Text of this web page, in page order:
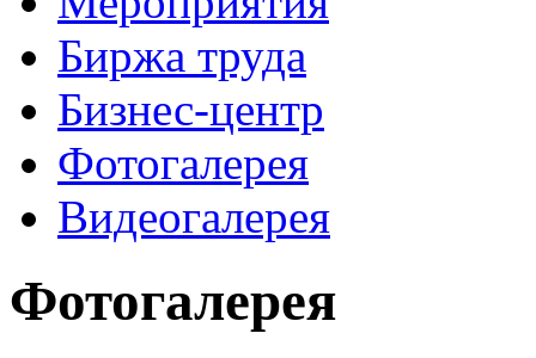
Биржа труда
Бизнес-центр
Фотогалерея
Видеогалерея
Фотогалерея